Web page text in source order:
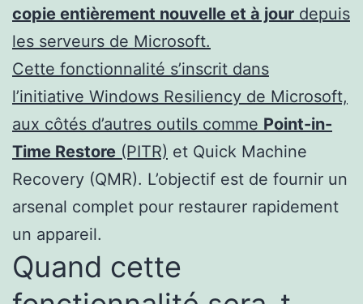
copie entièrement nouvelle et à jour depuis
les serveurs de Microsoft.
Cette fonctionnalité s’inscrit dans
l’initiative Windows Resiliency de Microsoft,
aux côtés d’autres outils comme Point-in-
Time Restore (PITR) et Quick Machine
Recovery (QMR). L’objectif est de fournir un
arsenal complet pour restaurer rapidement
un appareil.
Quand cette